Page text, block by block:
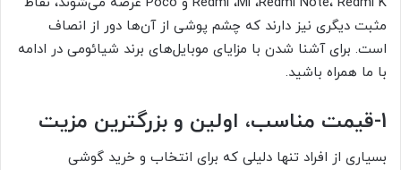
مثبت دیگری نیز دارند که چشم پوشی از آن‌ها دور از انصاف
است. برای آشنا شدن با مزایای موبایل‌های برند شیائومی در ادامه
با ما همراه باشید.
1- قیمت مناسب، اولین و بزرگترین مزیت
بسیاری از افراد تنها دلیلی که برای انتخاب و خرید گوشی